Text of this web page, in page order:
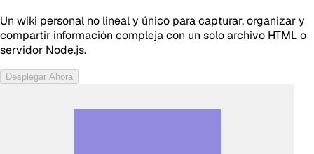
Un wiki personal no lineal y único para capturar, organizar y
compartir información compleja con un solo archivo HTML o
servidor Node.js.
Desplegar Ahora